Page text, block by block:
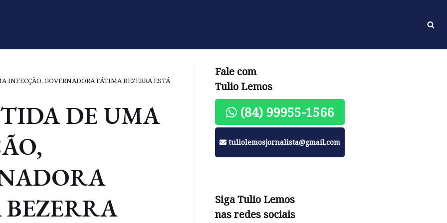
INFECÇÃO, GOVERNADORA FÁTIMA BEZERRA ESTÁ
DE UMA
Fale com
Tulio Lemos
(84) 99955-1566
tuliolemosjornalista@gmail.com
Siga Tulio Lemos
nas redes sociais